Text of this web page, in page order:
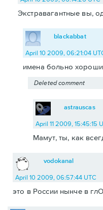
Экстравагантные вы,
blackabbat
April 10 2009, 06:21:04
имена больно
Deleted comment
astrauscas
April 11 2009, 15:45:15
Мамут, ты, как
vodokanal
April 10 2009, 06:57:44 UTC
это в России нынче в